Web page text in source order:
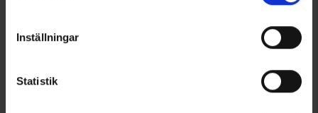
Inställningar
Statistik
Arvio: